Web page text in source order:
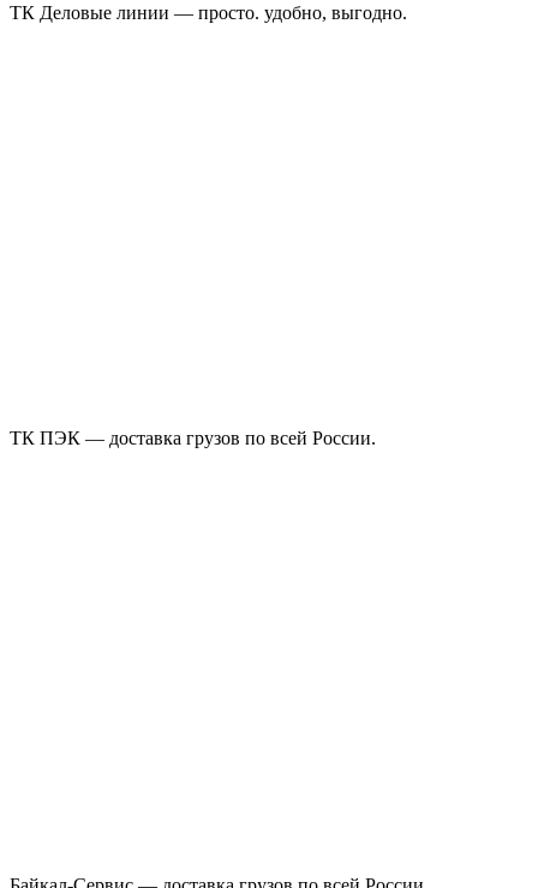
ТК Деловые линии — просто. удобно, выгодно.
ТК ПЭК — доставка грузов по всей России.